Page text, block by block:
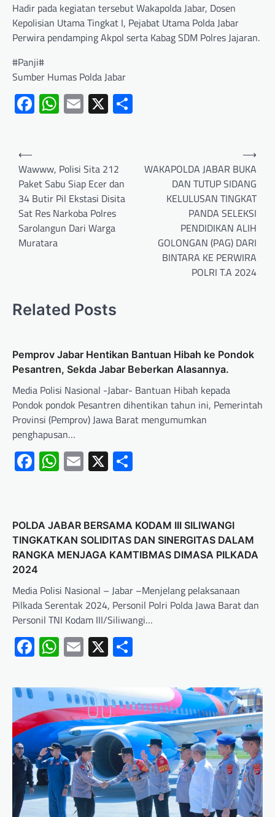
Hadir pada kegiatan tersebut Wakapolda Jabar, Dosen
Kepolisian Utama Tingkat I, Pejabat Utama Polda Jabar
Perwira pendamping Akpol serta Kabag SDM Polres Jajaran.
#Panji#
Sumber Humas Polda Jabar
Facebook
WhatsApp
Email
X
⟵
Wawww, Polisi Sita 212
Paket Sabu Siap Ecer dan
34 Butir Pil Ekstasi Disita
Sat Res Narkoba Polres
Sarolangun Dari Warga
Muratara
WAKAPOLDA JABAR BUKA
DAN TUTUP SIDANG
KELULUSAN TINGKAT
PANDA SELEKSI
PENDIDIKAN ALIH
GOLONGAN (PAG) DARI
BINTARA KE PERWIRA
POLRI T.A 2024
⟶
Related Posts
Pemprov Jabar Hentikan Bantuan Hibah ke Pondok
Pesantren, Sekda Jabar Beberkan Alasannya.
Media Polisi Nasional -Jabar- Bantuan Hibah kepada
Pondok pondok Pesantren dihentikan tahun ini, Pemerintah
Provinsi (Pemprov) Jawa Barat mengumumkan
penghapusan…
Facebook
WhatsApp
Email
X
POLDA JABAR BERSAMA KODAM III SILIWANGI
TINGKATKAN SOLIDITAS DAN SINERGITAS DALAM
RANGKA MENJAGA KAMTIBMAS DIMASA PILKADA
2024
Media Polisi Nasional – Jabar –Menjelang pelaksanaan
Pilkada Serentak 2024, Personil Polri Polda Jawa Barat dan
Personil TNI Kodam III/Siliwangi…
Facebook
WhatsApp
Email
X